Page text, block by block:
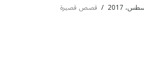
قصص قصيرة